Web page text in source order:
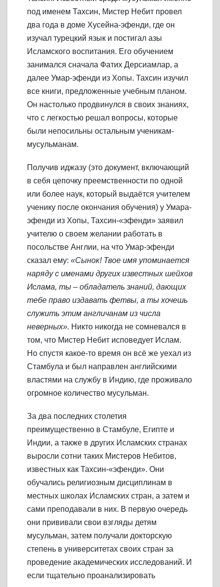
под именем Тахсин, Мистер Небит провел
два года в доме Хусейна-эфенди, где он
изучал турецкий язык и постигал азы
Исламского воспитания. Его обучением
занимался сначала Фатих Дерсиамлар, а
далее Умар-эфенди из Хопы. Тахсин изучил
все книги, предложенные учебным планом.
Он настолько продвинулся в своих знаниях,
что с легкостью решал вопросы, которые
были непосильны остальным ученикам-
мусульманам.
Получив иджазу (это документ, включающий
в себя цепочку преемственности по одной
или более наук, который выдаётся учителем
ученику после окончания обучения) у Умара-
эфенди из Хопы, Тахсин-«эфенди» заявил
учителю о своем желании работать в
посольстве Англии, на что Умар-эфенди
сказал ему: «Сынок! Твое имя упоминается
наряду с именами других известных шейхов
Ислама, ты – обладатель знаний, дающих
тебе право издавать фетвы, а ты хочешь
служить этим англичанам из числа
неверных». Никто никогда не сомневался в
том, что Мистер Небит исповедует Ислам.
Но спустя какое-то время он всё же уехал из
Стамбула и был направлен английскими
властями на службу в Индию, где проживало
огромное количество мусульман.
За два последних столетия
преимущественно в Стамбуле, Египте и
Индии, а также в других Исламских странах
выросли сотни таких Мистеров Небитов,
известных как Тахсин-«эфенди». Они
обучались религиозным дисциплинам в
местных школах Исламских стран, а затем и
сами преподавали в них. В первую очередь
они прививали свои взгляды детям
мусульман, затем получали докторскую
степень в университетах своих стран за
проведение академических исследований. И
если тщательно проанализировать